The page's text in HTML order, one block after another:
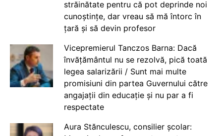
străinătate pentru că pot deprinde noi
cunoștințe, dar vreau să mă întorc în
țară și să devin profesor
Vicepremierul Tanczos Barna: Dacă
învățământul nu se rezolvă, pică toată
legea salarizării / Sunt mai multe
promisiuni din partea Guvernului către
angajații din educație și nu par a fi
respectate
Aura Stănculescu, consilier școlar: